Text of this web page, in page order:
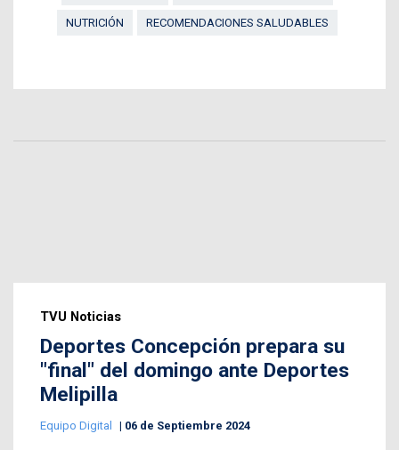
NUTRICIÓN RECOMENDACIONES SALUDABLES
TVU Noticias
Deportes Concepción prepara su
"final" del domingo ante Deportes
Melipilla
Equipo Digital 06 de Septiembre 2024